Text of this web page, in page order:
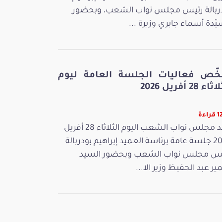
رئيس مجلس نواب الشعب، وبحضور
أسماء جابري وزيرة ...
فعاليات الجلسة العامة ليوم
28 أفريل 2026
عقد مجلس نواب الشعب اليوم الثلاثاء 28 أفريل
2026 جلسة عامة برئاسة العميد إبراهيم بودربالة
مجلس نواب الشعب وبحضور السيد
عبد الحفيظ وزير الا...